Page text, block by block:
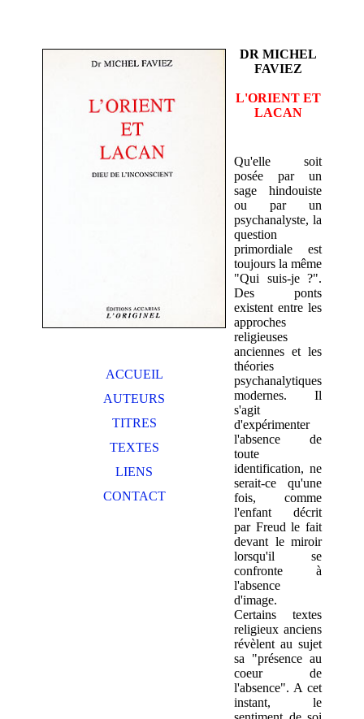
ACCUEIL
AUTEURS
TITRES
TEXTES
LIENS
CONTACT
DR MICHEL
FAVIEZ
L'ORIENT ET
LACAN
Qu'elle soit
posée par un
sage hindouiste
ou par un
psychanalyste, la
question
primordiale est
toujours la même
"Qui suis-je ?".
Des ponts
existent entre les
approches
religieuses
anciennes et les
théories
psychanalytiques
modernes. Il
s'agit
d'expérimenter
l'absence de
toute
identification, ne
serait-ce qu'une
fois, comme
l'enfant décrit
par Freud le fait
devant le miroir
lorsqu'il se
confronte à
l'absence
d'image.
Certains textes
religieux anciens
révèlent au sujet
sa "présence au
coeur de
l'absence". A cet
instant, le